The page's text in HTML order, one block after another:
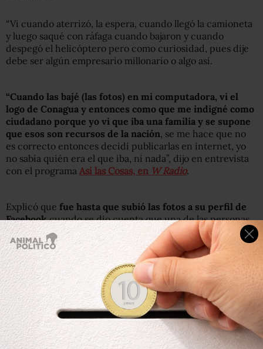
“Vi cuando aterrizó, la espera, cuando llegó la camioneta
y luego saqué con ráfaga cuando bajaron y cuando
despegó el helicóptero pero como curiosidad, pues dije
debe ser algún empresario millonario o algo así.
“Cuando las bajé (las fotos) en mi computadora, vi el
logo de Conagua y entonces como que me indigné como
ciudadano porque yo vi que iba una familia y se supone
que esos son recursos de la nación, se me hace que no
es correcto entonces decidí publicarlas en internet, yo
no sabía quién era el que iba, ni nada”, dijo en entrevista
con el programa Así las Cosas, en W Radio.
Explicó que fue hasta que subió las fotos a su perfil de
Facebookcuando se dio cuenta que una de las personas
que abordó el helicóptero era Korenfeld Federman.